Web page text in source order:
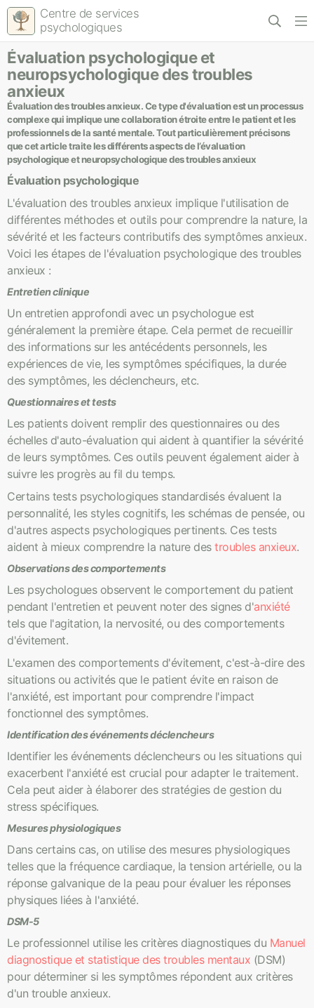
Centre de services
psychologiques
Évaluation psychologique et
neuropsychologique des troubles
anxieux
Évaluation des troubles anxieux. Ce type d'évaluation est un processus
complexe qui implique une collaboration étroite entre le patient et les
professionnels de la santé mentale. Tout particulièrement précisons
que cet article traite les différents aspects de l’évaluation
psychologique et neuropsychologique des troubles anxieux
Évaluation psychologique
L'évaluation des troubles anxieux implique l'utilisation de
différentes méthodes et outils pour comprendre la nature, la
sévérité et les facteurs contributifs des symptômes anxieux.
Voici les étapes de l'évaluation psychologique des troubles
anxieux :
Entretien clinique
Un entretien approfondi avec un psychologue est
généralement la première étape. Cela permet de recueillir
des informations sur les antécédents personnels, les
expériences de vie, les symptômes spécifiques, la durée
des symptômes, les déclencheurs, etc.
Questionnaires et tests
Les patients doivent remplir des questionnaires ou des
échelles d'auto-évaluation qui aident à quantifier la sévérité
de leurs symptômes. Ces outils peuvent également aider à
suivre les progrès au fil du temps.
Certains tests psychologiques standardisés évaluent la
personnalité, les styles cognitifs, les schémas de pensée, ou
d'autres aspects psychologiques pertinents. Ces tests
aident à mieux comprendre la nature des troubles anxieux.
Observations des comportements
Les psychologues observent le comportement du patient
pendant l'entretien et peuvent noter des signes d'anxiété
tels que l'agitation, la nervosité, ou des comportements
d'évitement.
L'examen des comportements d'évitement, c'est-à-dire des
situations ou activités que le patient évite en raison de
l'anxiété, est important pour comprendre l'impact
fonctionnel des symptômes.
Identification des événements déclencheurs
Identifier les événements déclencheurs ou les situations qui
exacerbent l'anxiété est crucial pour adapter le traitement.
Cela peut aider à élaborer des stratégies de gestion du
stress spécifiques.
Mesures physiologiques
Dans certains cas, on utilise des mesures physiologiques
telles que la fréquence cardiaque, la tension artérielle, ou la
réponse galvanique de la peau pour évaluer les réponses
physiques liées à l'anxiété.
DSM-5
Le professionnel utilise les critères diagnostiques du Manuel
diagnostique et statistique des troubles mentaux (DSM)
pour déterminer si les symptômes répondent aux critères
d'un trouble anxieux.